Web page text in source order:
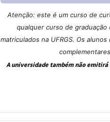
Atenção: este é um curso de
qualquer curso de
matriculados na UFRGS. Os
A universidade também não